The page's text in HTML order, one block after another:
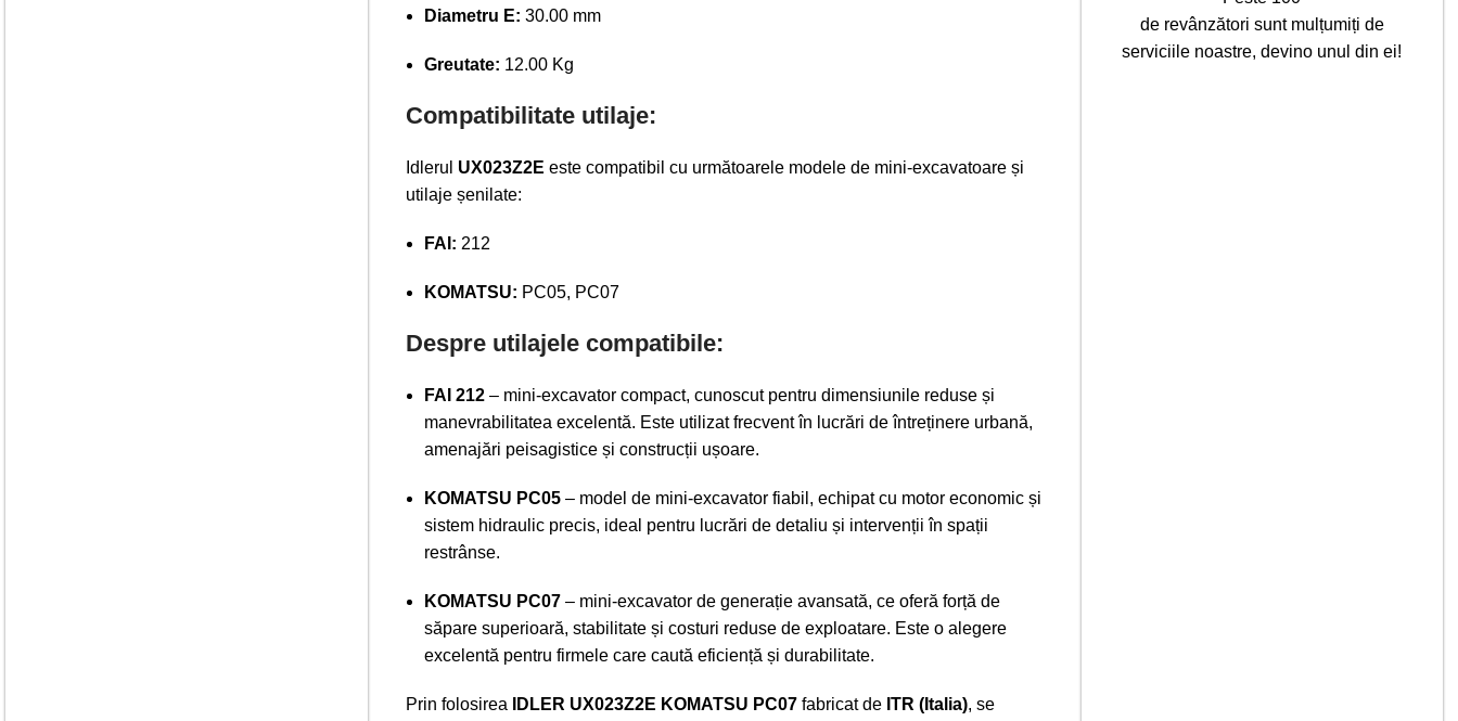
Diametru E: 30.00 mm
Greutate: 12.00 Kg
Compatibilitate utilaje:
Idlerul UX023Z2E este compatibil cu următoarele modele de mini-excavatoare și
utilaje șenilate:
FAI: 212
KOMATSU: PC05, PC07
Despre utilajele compatibile:
FAI 212– mini-excavator compact, cunoscut pentru dimensiunile reduse și
manevrabilitatea excelentă. Este utilizat frecvent în lucrări de întreținere urbană,
amenajări peisagistice și construcții ușoare.
KOMATSU PC05– model de mini-excavator fiabil, echipat cu motor economic și
sistem hidraulic precis, ideal pentru lucrări de detaliu și intervenții în spații
restrânse.
KOMATSU PC07– mini-excavator de generație avansată, ce oferă forță de
săpare superioară, stabilitate și costuri reduse de exploatare. Este o alegere
excelentă pentru firmele care caută eficiență și durabilitate.
Prin folosirea IDLER UX023Z2E KOMATSU PC07fabricat de ITR (Italia), se
de revânzători sunt mulțumiți de
serviciile noastre, devino unul din ei!